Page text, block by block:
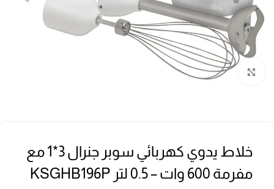
Click to enlarge
خلاط يدوي كهربائي سوبر جنرال 3*1 مع
مفرمة 600 وات – 0.5 لتر KSGHB196P